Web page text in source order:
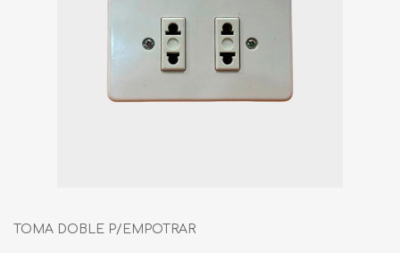
TOMA DOBLE P/EMPOTRAR